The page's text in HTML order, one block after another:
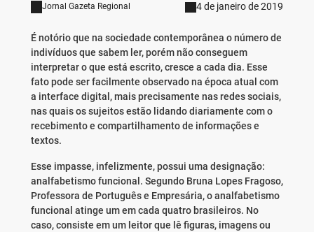
Jornal Gazeta Regional 4 de janeiro de 2019
É notório que na sociedade contemporânea o número de
indivíduos que sabem ler, porém não conseguem
interpretar o que está escrito, cresce a cada dia. Esse
fato pode ser facilmente observado na época atual com
a interface digital, mais precisamente nas redes sociais,
nas quais os sujeitos estão lidando diariamente com o
recebimento e compartilhamento de informações e
textos.
Esse impasse, infelizmente, possui uma designação:
analfabetismo funcional. Segundo Bruna Lopes Fragoso,
Professora de Português e Empresária, o analfabetismo
funcional atinge um em cada quatro brasileiros. No
caso, consiste em um leitor que lê figuras, imagens ou